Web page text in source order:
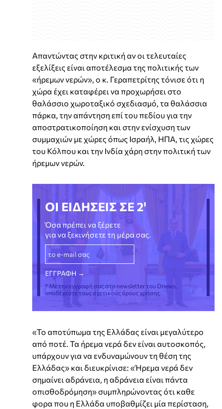
Απαντώντας στην κριτική αν οι τελευταίες
εξελίξεις είναι αποτέλεσμα της πολιτικής των
«ήρεμων νερών», ο κ. Γεραπετρίτης τόνισε ότι η
χώρα έχει καταφέρει να προχωρήσει στο
θαλάσσιο χωροταξικό σχεδιασμό, τα θαλάσσια
πάρκα, την απάντηση επί του πεδίου για την
αποστρατικοποίηση και στην ενίσχυση των
συμμαχιών με χώρες όπως Ισραήλ, ΗΠΑ, τις χώρες
του Κόλπου και την Ινδία χάρη στην πολιτική των
ήρεμων νερών.
ΟΙ ΕΙΔΗΣΕΙΣ ΣΕ 2'
Όσα πρέπει να ξέρετε
για να ξεκινήσετε τη μέρα σας.
* Με την εγγραφή σας στο newsletter του Dnews,
αποδέχεστε τους σχετικούς όρους χρήσης
«Το αποτύπωμα της Ελλάδας είναι μεγαλύτερο
από ποτέ. Τα ήρεμα νερά δεν είναι αυτοσκοπός,
υπάρχουν για να ενδυναμώνουν τη θέση της
Ελλάδας» και διευκρίνισε: «Ήρεμα νερά δεν
σημαίνει αδράνεια, η αδράνεια είναι πάντα
οπισθοδρόμηση» συμπληρώνοντας ότι καθε
φορα που η Ελλάδα υποβαθμίζει μία περίσταση,